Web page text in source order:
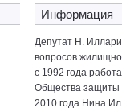
Информация
Депутат Н.
вопросов
с 1992 года
Общества защиты
2010 года Нина